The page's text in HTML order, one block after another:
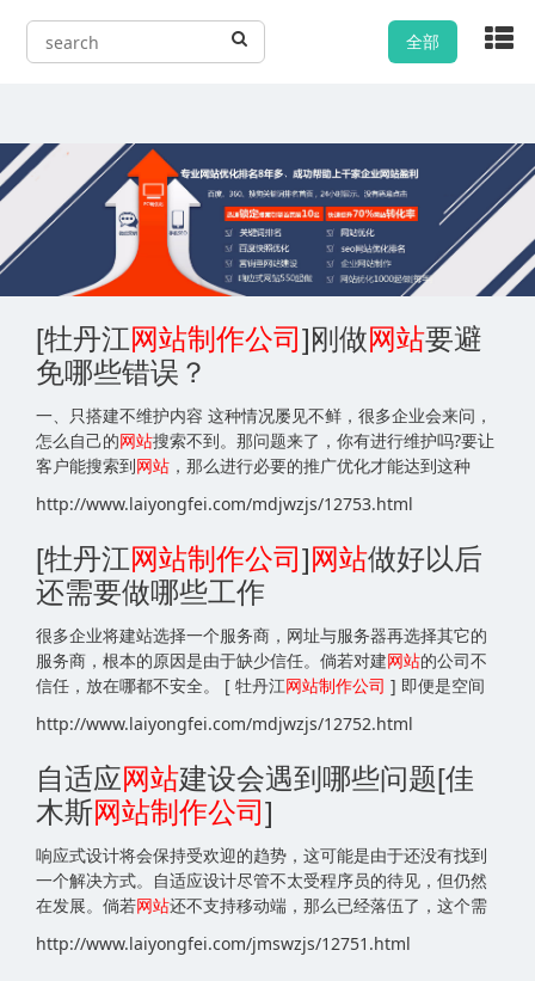
全部
[牡丹江网站制作公司]刚做网站要避
免哪些错误？
一、只搭建不维护内容 这种情况屡见不鲜，很多企业会来问，
怎么自己的网站搜索不到。那问题来了，你有进行维护吗?要让
客户能搜索到网站 ，那么进行必要的推广优化才能达到这种
http://www.laiyongfei.com/mdjwzjs/12753.html
[牡丹江网站制作公司] 网站做好以后
还需要做哪些工作
很多企业将建站选择一个服务商，网址与服务器再选择其它的
服务商，根本的原因是由于缺少信任。倘若对建网站的公司不
信任，放在哪都不安全。 [ 牡丹江网站制作公司 ] 即便是空间
http://www.laiyongfei.com/mdjwzjs/12752.html
自适应网站建设会遇到哪些问题[佳
木斯网站制作公司]
响应式设计将会保持受欢迎的趋势，这可能是由于还没有找到
一个解决方式。自适应设计尽管不太受程序员的待见，但仍然
在发展。倘若网站还不支持移动端，那么已经落伍了，这个需
http://www.laiyongfei.com/jmswzjs/12751.html